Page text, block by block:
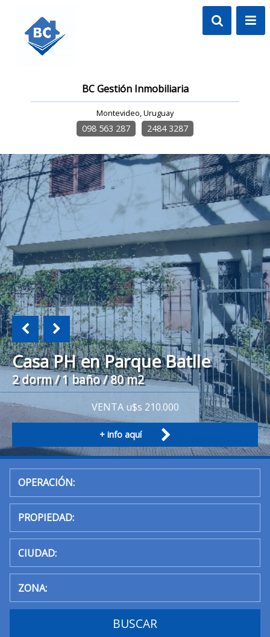
BC Gestión Inmobiliaria
Montevideo, Uruguay
098 563 287 2484 3287
Casa PH en Parque Batlle
2 dorm / 1 baño / 80 m2
VENTA u$s 210.000
+ info aquí
BUSCAR